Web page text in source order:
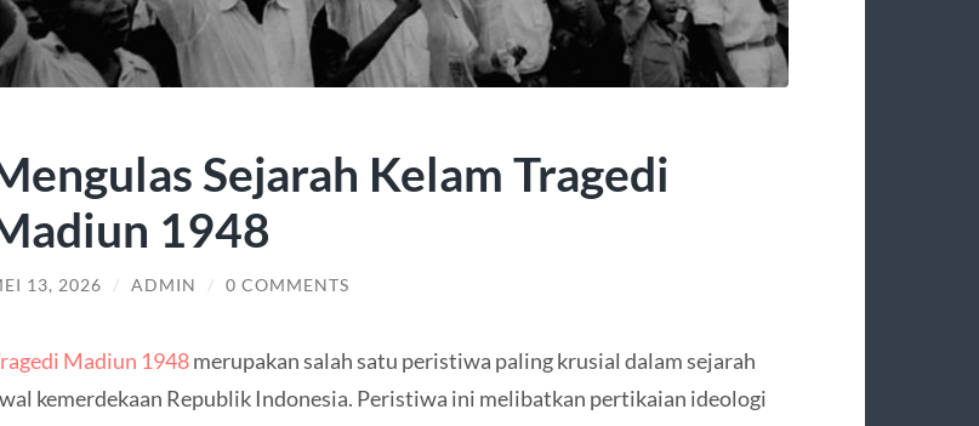
Sejarah Kelam Tragedi
1948
13, 2026 / ADMIN / 0 COMMENTS
Madiun 1948merupakan salah satu peristiwa paling krusial dalam sejarah
kemerdekaan Republik Indonesia. Peristiwa ini melibatkan pertikaian ideologi